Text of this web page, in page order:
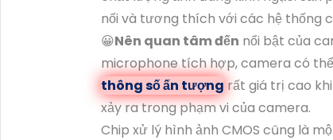
nối và tương thích với các hệ thống
😀Nên quan tâm đến nổi bật của
microphone tích hợp, camera có
thông số ấn tượng rất giá trị cao
xảy ra trong phạm vi của camera.
Chip xử lý hình ảnh CMOS cũng là